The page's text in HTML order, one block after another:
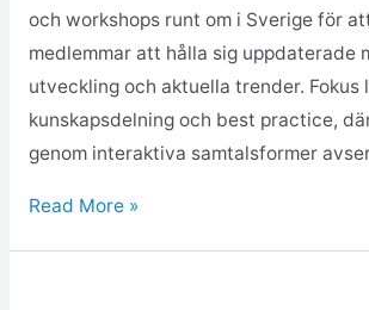
och workshops runt om i Sverige för
medlemmar att hålla sig uppdaterade
utveckling och aktuella trender. Fokus
kunskapsdelning och best practice,
genom interaktiva samtalsformer
Read More »